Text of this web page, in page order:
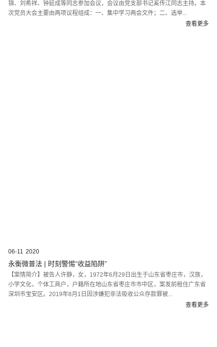
锦、刘希祥、钟延成等同志参加会议，会议由党支部书记奚传江同志主持。本
次党员大会主要由两项议程组成：一、集中学习两会文件；二、选举...
查看更多
06-11 2020
永衡微普法 | 时刻警惕“收益陷阱”
【案情简介】被告人许静，女，1972年6月29日出生于山东省枣庄市，汉族，
小学文化，个体工商户，户籍所在地山东省枣庄市市中区，案发前租住广东省
深圳市宝安区。2019年8月1日因涉嫌犯非法吸收公众存款罪被...
查看更多